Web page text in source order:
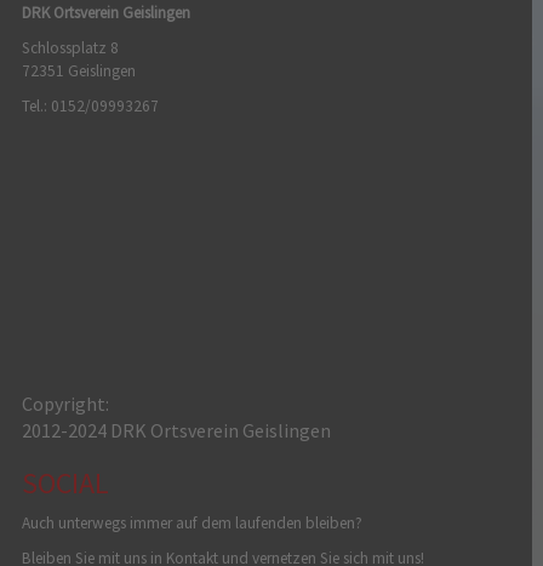
DRK Ortsverein Geislingen
Schlossplatz 8
72351 Geislingen
Tel.: 0152/09993267
Copyright:
2012-2024 DRK Ortsverein Geislingen
SOCIAL
Auch unterwegs immer auf dem laufenden bleiben?
Bleiben Sie mit uns in Kontakt und vernetzen Sie sich mit uns!